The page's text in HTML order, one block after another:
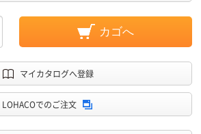
カゴへ
マイカタログへ登録
LOHACOでのご注文